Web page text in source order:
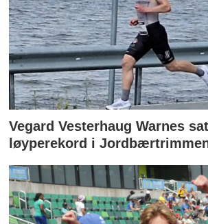
Vegard Vesterhaug Warnes
løyperekord i